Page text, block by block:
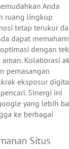
Anda
ruang lingkup
tetap terukur
dapat
dengan
Kolaborasi
pemasangan
eksposur
Sinergi ini
yang lebih
ke berbagai
Situs